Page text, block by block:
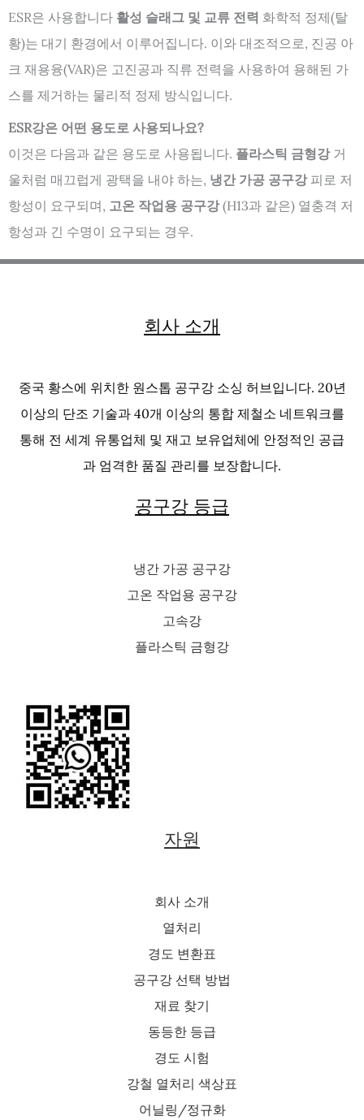
ESR은 사용합니다 활성 슬래그 및 교류 전력 화학적 정제(탈
황)는 대기 환경에서 이루어집니다. 이와 대조적으로, 진공 아
크 재용융(VAR)은 고진공과 직류 전력을 사용하여 용해된 가
스를 제거하는 물리적 정제 방식입니다.
ESR강은 어떤 용도로 사용되나요?
이것은 다음과 같은 용도로 사용됩니다. 플라스틱 금형강거
울처럼 매끄럽게 광택을 내야 하는, 냉간 가공 공구강피로 저
항성이 요구되며, 고온 작업용 공구강(H13과 같은) 열충격 저
항성과 긴 수명이 요구되는 경우.
회사 소개
중국 황스에 위치한 원스톱 공구강 소싱 허브입니다. 20년
이상의 단조 기술과 40개 이상의 통합 제철소 네트워크를
통해 전 세계 유통업체 및 재고 보유업체에 안정적인 공급
과 엄격한 품질 관리를 보장합니다.
공구강 등급
냉간 가공 공구강
고온 작업용 공구강
고속강
플라스틱 금형강
자원
회사 소개
열처리
경도 변환표
공구강 선택 방법
재료 찾기
동등한 등급
경도 시험
강철 열처리 색상표
어닐링/정규화